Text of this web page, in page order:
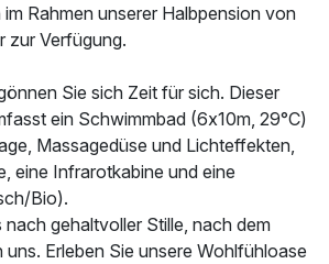
Rahmen unserer Halbpension von
zur Verfügung.
Sie sich Zeit für sich. Dieser
ein Schwimmbad (6x10m, 29°C)
Massagedüse und Lichteffekten,
eine Infrarotkabine und eine
Bio).
nach gehaltvoller Stille, nach dem
Erleben Sie unsere Wohlfühloase